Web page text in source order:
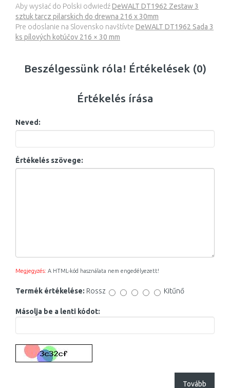
Aby wysłać do Polski odwiedźDeWALT DT1962 Zestaw 3
sztuk tarcz pilarskich do drewna 216 x 30mm
Pre odoslanie na Slovensko navštívte DeWALT DT1962 Sada 3
ks pílových kotúčov 216 × 30 mm
Beszélgessünk róla! Értékelések (0)
Értékelés írása
Neved:
Értékelés szövege:
Megjegyzés: A HTML-kód használata nem engedélyezett!
Termék értékelése: Rossz Kitűnő
Másolja be a lenti kódot:
Tovább